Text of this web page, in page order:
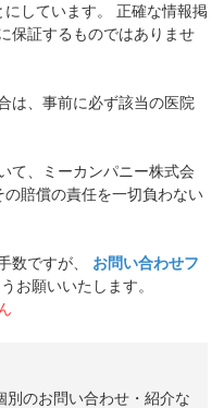
しています。 正確な情報掲
保証するものではありませ
は、事前に必ず該当の医院
て、ミーカンパニー株式会
の賠償の責任を一切負わない
数ですが、
お問い合わせフ
お願いいたします。
別のお問い合わせ・紹介な